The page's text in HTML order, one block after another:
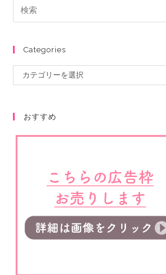
Categories
カテゴリーを選択
おすすめ